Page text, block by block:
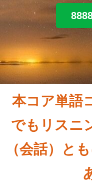
本コア単語
でもリスニ
（会話）と